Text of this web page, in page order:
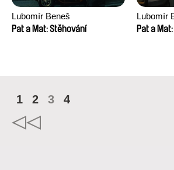
Lubomír Beneš
Pat a Mat: Stěhování
Lubomír
Pat a Mat:
1 2 3 4